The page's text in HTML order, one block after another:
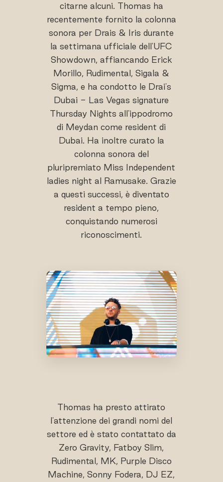
citarne alcuni. Thomas ha
recentemente fornito la colonna
sonora per Drais & Iris durante
la settimana ufficiale dell'UFC
Showdown, affiancando Erick
Morillo, Rudimental, Sigala &
Sigma, e ha condotto le Drai's
Dubai - Las Vegas signature
Thursday Nights all'ippodromo
di Meydan come resident di
Dubai. Ha inoltre curato la
colonna sonora del
pluripremiato Miss Independent
ladies night al Ramusake. Grazie
a questi successi, è diventato
resident a tempo pieno,
conquistando numerosi
riconoscimenti.
Thomas ha presto attirato
l'attenzione dei grandi nomi del
settore ed è stato contattato da
Zero Gravity, Fatboy Slim,
Rudimental, MK, Purple Disco
Machine, Sonny Fodera, DJ EZ,